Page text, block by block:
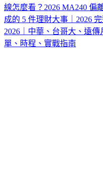
線怎麼看？2026 MA240 偏
成的 5 件理財大事｜2026
2026｜中華、台哥大、遠傳
單、時程、實戰指南